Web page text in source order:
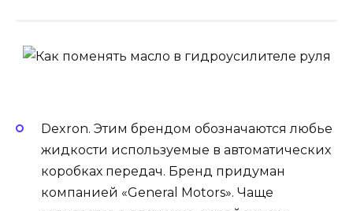
Dexron. Этим брендом обозначаются любье
жидкости используемые в автоматических
коробках передач. Бренд придуман
компанией «General Motors». Чаще